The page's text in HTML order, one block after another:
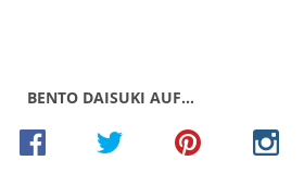
BENTO DAISUKI AUF…